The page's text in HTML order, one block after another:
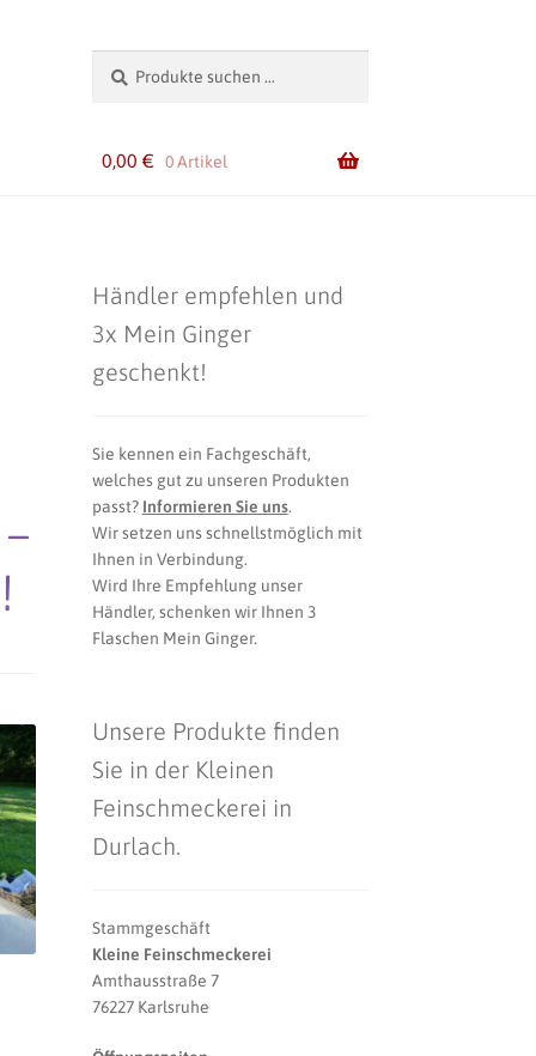
nach:
0,00 € 0 Artikel
Händler empfehlen und
3x Mein Ginger
geschenkt!
Sie kennen ein Fachgeschäft,
welches gut zu unseren Produkten
passt? Informieren Sie uns.
Wir setzen uns schnellstmöglich mit
Ihnen in Verbindung.
Wird Ihre Empfehlung unser
Händler, schenken wir Ihnen 3
Flaschen Mein Ginger.
Unsere Produkte finden
Sie in der Kleinen
Feinschmeckerei in
Durlach.
Stammgeschäft
Kleine Feinschmeckerei
Amthausstraße 7
76227 Karlsruhe